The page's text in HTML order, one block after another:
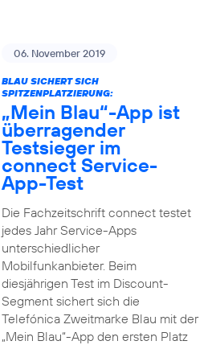
06. November 2019
BLAU SICHERT SICH
SPITZENPLATZIERUNG:
„Mein Blau“-App ist
überragender
Testsieger im
connect Service-
App-Test
Die Fachzeitschrift connect testet
jedes Jahr Service-Apps
unterschiedlicher
Mobilfunkanbieter. Beim
diesjährigen Test im Discount-
Segment sichert sich die
Telefónica Zweitmarke Blau mit der
„Mein Blau“-App den ersten Platz